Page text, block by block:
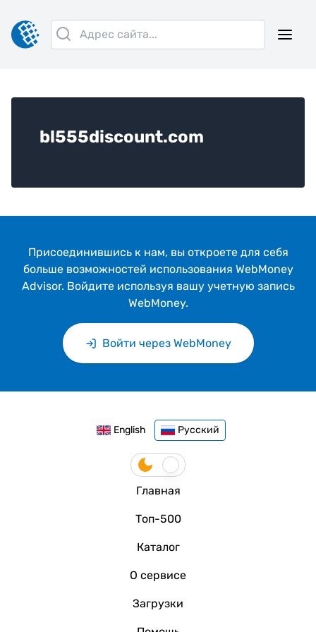
bl555discount.com
Присоединившись к нам, вы откроeте для себя
больше возможностей использования WebMoney
Advisor. Войдите используя вашу учетную запись
WebMoney.
Войти через WebMoney
Главная
Топ-500
Каталог
О сервисе
Загрузки
English Русский